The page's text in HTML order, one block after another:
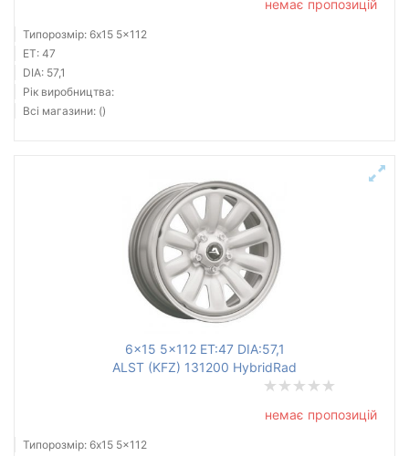
немає пропозицій
Типорозмір: 6x15 5x112
ET: 47
DIA: 57,1
Рік виробництва:
Всі магазини: ()
6x15 5x112 ET:47 DIA:57,1
ALST (KFZ) 131200 HybridRad
немає пропозицій
Типорозмір: 6x15 5x112